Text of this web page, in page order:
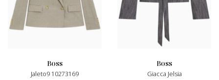
boss
Jaleto9 10273169
boss
Giacca Jelsia